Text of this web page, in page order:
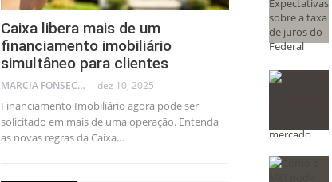
Caixa libera mais de um
financiamento imobiliário
simultâneo para clientes
MARCIA FONSECA - FINANCIAL CONSULTANT dez 10, 2025
Financiamento Imobiliário agora pode ser
solicitado em mais de uma operação. Entenda
as novas regras da Caixa…